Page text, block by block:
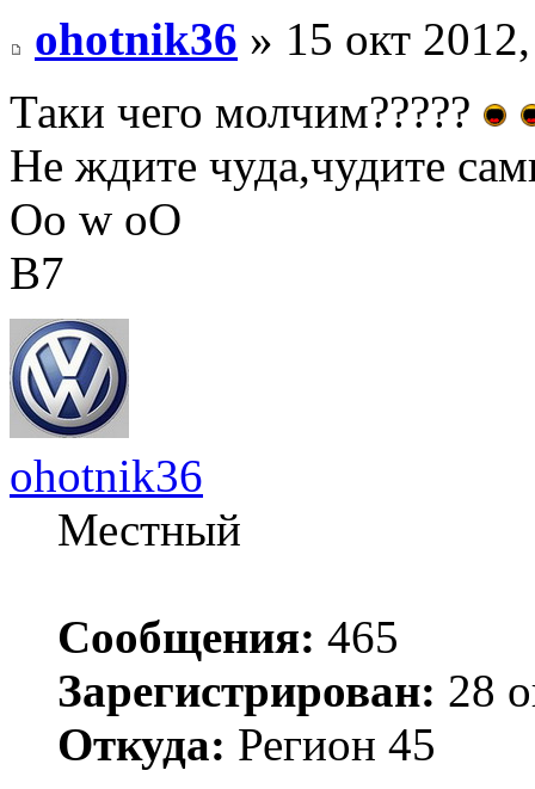
ohotnik36 » 15 окт
Таки чего молчим?????
Не ждите чуда,чудите
Оо w оО
В7
ohotnik36
Местный
Сообщения: 465
Зарегистрирован: 28
Откуда: Регион 45